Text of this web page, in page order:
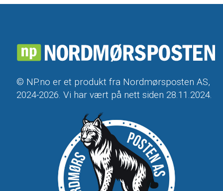
© NP.no er et produkt fra Nordmørsposten AS,
2024-2026. Vi har vært på nett siden 28.11.2024.